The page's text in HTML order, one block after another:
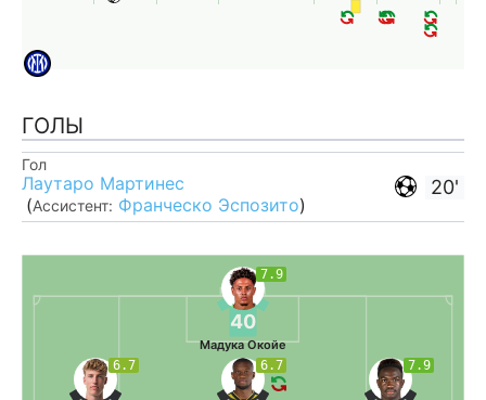
ГОЛЫ
20'
Гол
Лаутаро Мартинес
(Ассистент: Франческо Эспозито)
7.9
40
Мадука Окойе
7.9
6.7
6.7